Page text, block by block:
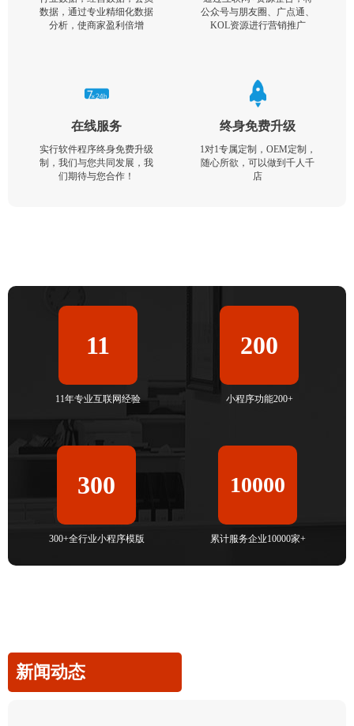
数据，通过专业精细化数据
分析，使商家盈利倍增
公众号与朋友圈、广点通、
KOL资源进行营销推广
在线服务
实行软件程序终身免费升级
制，我们与您共同发展，我
们期待与您合作！
终身免费升级
1对1专属定制，OEM定制，
随心所欲，可以做到千人千
店
11
11年专业互联网经验
200
小程序功能200+
300
300+全行业小程序模版
10000
累计服务企业10000家+
新闻动态